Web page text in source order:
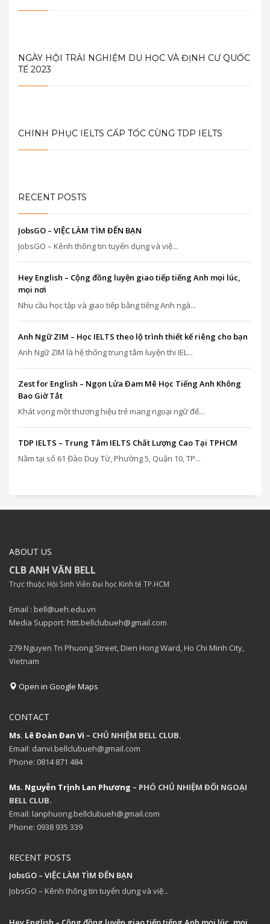
NGÀY HỘI TRẢI NGHIỆM DU HỌC VÀ ĐỊNH CƯ QUỐC
TẾ 2023
CHINH PHỤC IELTS CẤP TỐC CÙNG TDP IELTS
RECENT POSTS
JobsGO – VIỆC LÀM TÌM ĐẾN BẠN
JobsGO – Kênh thông tin tuyển dụng và việ...
Hey English – Cộng đồng luyện giao tiếp tiếng Anh mọi lúc,
mọi nơi
Nhu cầu học tập và giao tiếp bằng tiếng Anh ngà...
Anh Ngữ ZIM – Học IELTS theo lộ trình thiết kế riêng cho bạn
Anh Ngữ ZIM là hệ thống trung tâm luyện thi IEL...
Zest for English – Ngọn Lửa Đam Mê Học Tiếng Anh Không
Bao Giờ Tắt
Khát vọng một thương hiệu trẻ mang ngoại ngữ đế...
TDP IELTS – Trung Tâm IELTS Chất Lượng Cao Tại TPHCM
Nằm tại số 61 Đào Duy Từ, Phường 5, Quận 10, TP...
ABOUT US
CLB ANH VĂN BELL
Trực thuộc Hội Sinh Viên Đại học Kinh tế TP.HCM
Email : bell@ueh.edu.vn
Media Support: httt.bellclubueh@gmail.com
279 Nguyen Tri Phuong Street, Dien Hong Ward, Ho Chi Minh City,
Vietnam
Open in Google Maps
CONTACT
Ms. Lê Đoàn Đan Vi – CHỦ NHIỆM BELL CLUB.
Email: danvi.bellclubueh@gmail.com
Phone: 0814 871 484
Ms. Nguyễn Trịnh Lan Phương – PHÓ CHỦ NHIỆM ĐỐI NGOẠI
BELL CLUB.
Email: lanphuong.bellclubueh@gmail.com
Phone: 0938 935 339
RECENT POSTS
JobsGO – VIỆC LÀM TÌM ĐẾN BẠN
JobsGO – Kênh thông tin tuyển dụng và việ...